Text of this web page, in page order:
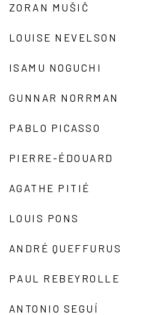
ZORAN MUŠIČ
LOUISE NEVELSON
ISAMU NOGUCHI
GUNNAR NORRMAN
PABLO PICASSO
PIERRE-ÉDOUARD
AGATHE PITIÉ
LOUIS PONS
ANDRÉ QUEFFURUS
PAUL REBEYROLLE
ANTONIO SEGUÍ